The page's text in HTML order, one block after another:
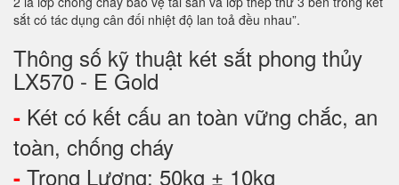
sắt có tác dụng cân đối nhiệt độ lan toả đều nhau”.
Thông số kỹ thuật két sắt phong thủy
LX570 - E Gold
- Két có kết cấu an toàn vững chắc, an
toàn, chống cháy
- Trọng Lượng: 50kg ± 10kg